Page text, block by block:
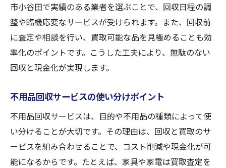
不用品回収と買取の同時利用で片付け簡単
買取可能な品目を不用品回収時に見極める
効率的な不用品回収で片付けを時短する秘
訣
法
買取を組み合わせた不用品回収のメリット
不要品回収で現金化と片付けを両立させる
トラブル回避のための不用品回収ポイント
不用品回収利用時の注意点とトラブル防止
市小谷田で実績のある業者を選ぶことで、回収日程の調
整や臨機応変なサービスが受けられます。また、回収前
に査定や相談を行い、買取可能な品を見極めることも効
率化のポイントです。こうした工夫により、無駄のない
回収と現金化が実現します。
不用品回収サービスの使い分けポイント
不用品回収サービスは、目的や不用品の種類によって使
い分けることが大切です。その理由は、回収と買取のサ
ービスを組み合わせることで、コスト削減や現金化が可
能になるからです。たとえば、家具や家電は買取査定を